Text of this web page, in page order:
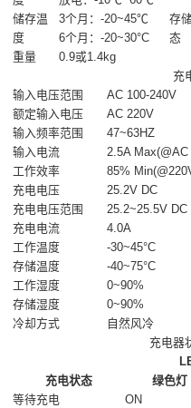
储存温
度
3个月：-20~45℃
存
态
6个月：-20~30°C
重量
0.9或1.4kg
充
输入电压范围
AC 100-240V
额定输入电压
AC 220V
输入频率范围
47~63HZ
输入电流
2.5A
工作效率
85%
充电电压
25.2V DC
充电电压范围
25.2~25.5V DC
充电电流
4.0A
工作温度
-30~45°C
存储温度
-40~75°C
工作湿度
0~90%
存储湿度
0~90%
冷却方式
自然风冷
充电器
充电状态
绿色灯
等待充电
ON